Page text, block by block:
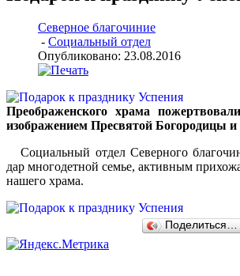
Северное благочиние
- Социальный отдел
Опубликовано: 23.08.2016
Преображенского храма
изображением Пресвятой Богородицы и
Социальный отдел Северного
дар многодетной семье, активным
нашего храма.
Поделиться…